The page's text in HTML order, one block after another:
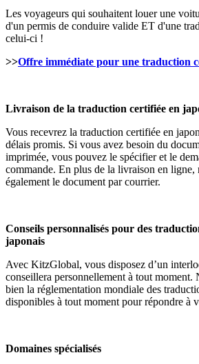
Les voyageurs qui souhaitent louer une
d'un permis de conduire valide ET d'une
celui-ci !
>>Offre immédiate pour une traduction
Livraison de la traduction certifiée en
Vous recevrez la traduction certifiée en
délais promis. Si vous avez besoin du
imprimée, vous pouvez le spécifier et le
commande. En plus de la livraison en ligne,
également le document par courrier.
Conseils personnalisés pour des
japonais
Avec KitzGlobal, vous disposez d’un
conseillera personnellement à tout moment.
bien la réglementation mondiale des
disponibles à tout moment pour répondre à
Domaines spécialisés